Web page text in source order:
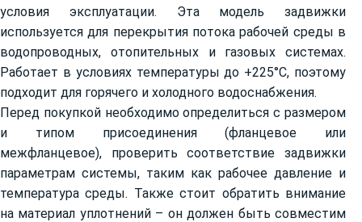
условия эксплуатации. Эта модель задвижки
используется для перекрытия потока рабочей среды в
водопроводных, отопительных и газовых системах.
Работает в условиях температуры до +225°С, поэтому
подходит для горячего и холодного водоснабжения.
Перед покупкой необходимо определиться с размером
и типом присоединения (фланцевое или
межфланцевое), проверить соответствие задвижки
параметрам системы, таким как рабочее давление и
температура среды. Также стоит обратить внимание
на материал уплотнений – он должен быть совместим